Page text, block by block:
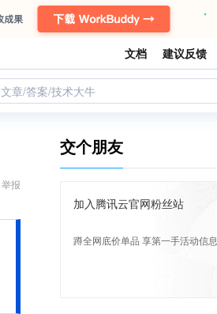
文档 建议反馈
文章/答案/技术大牛
举报
交个朋友
加入腾讯云官网粉丝站
蹲全网底价单品 享第一手活动信息